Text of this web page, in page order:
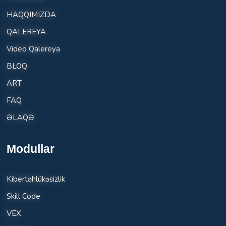
HAQQIMIZDA
QALEREYA
Video Qalereya
BLOQ
ART
FAQ
ƏLAQƏ
Modullar
Kibertəhlükəsizlik
Skill Code
VEX